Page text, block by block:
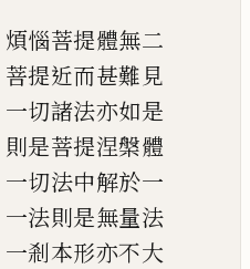
煩惱菩提體無二
菩提近而甚難見
一切諸法亦如是
則是菩提涅槃體
一切法中解於一
一法則是無量法
一剎本形亦不大